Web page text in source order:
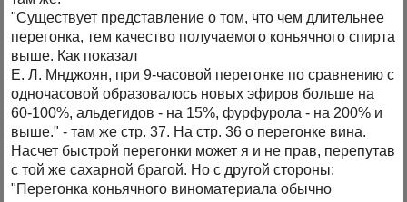
"Существует представление о том, что чем длительнее
перегонка, тем качество получаемого коньячного спирта
выше. Как показал
Е. Л. Мнджоян, при 9-часовой перегонке по сравнению с
одночасовой образовалось новых эфиров больше на
60-100%, альдегидов - на 15%, фурфурола - на 200% и
выше." - там же стр. 37. На стр. 36 о перегонке вина.
Насчет быстрой перегонки может я и не прав, перепутав
с той же сахарной брагой. Но с другой стороны:
"Перегонка коньячного виноматериала обычно